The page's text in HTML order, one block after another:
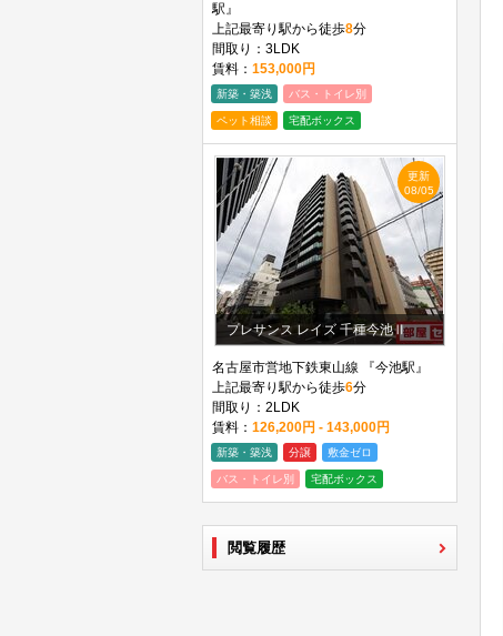
駅』
上記最寄り駅から徒歩8分
間取り：3LDK
賃料： 153,000円
新築・築浅 バス・トイレ別
ペット相談 宅配ボックス
更新
08/05
プレサンス レイズ 千種今池Ⅱ
名古屋市営地下鉄東山線 『今池駅』
上記最寄り駅から徒歩6分
間取り：2LDK
賃料： 126,200円 - 143,000円
新築・築浅 分譲 敷金ゼロ
バス・トイレ別 宅配ボックス
閲覧履歴